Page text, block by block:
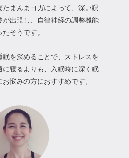
たまんまヨガによって、深い瞑
が出現し、自律神経の調整機能
そうです。
眠を深めることで、ストレスを
に寝るよりも、入眠時に深く眠
悩みの方におすすめです。